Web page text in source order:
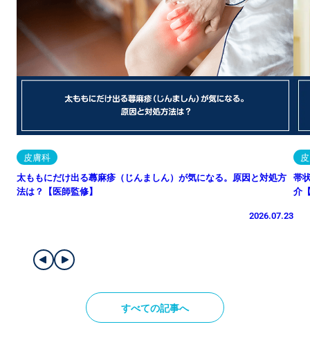
皮膚科
太ももにだけ出る蕁麻疹（じんましん）が気になる。原因と対処方
法は？【医師監修】
2026.07.23
帯
介
すべての記事へ